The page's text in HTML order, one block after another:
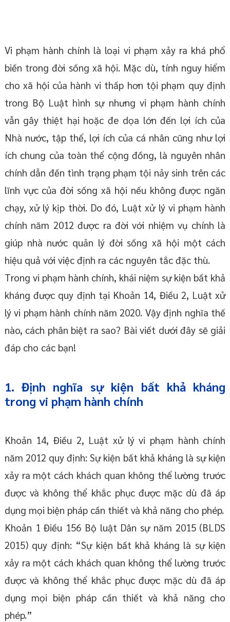
Vi phạm hành chính là loại vi phạm xảy ra khá phổ
biến trong đời sống xã hội. Mặc dù, tính nguy hiểm
cho xã hội của hành vi thấp hơn tội phạm quy định
trong Bộ Luật hình sự nhưng vi phạm hành chính
vẫn gây thiệt hại hoặc đe dọa lớn đến lợi ích của
Nhà nước, tập thể, lợi ích của cá nhân cũng như lợi
ích chung của toàn thể cộng đồng, là nguyên nhân
chính dẫn đến tình trạng phạm tội nảy sinh trên các
lĩnh vực của đời sống xã hội nếu không được ngăn
chạy, xử lý kịp thời. Do đó, Luật xử lý vi phạm hành
chính năm 2012 được ra đời với nhiệm vụ chính là
giúp nhà nước quản lý đời sống xã hội một cách
hiệu quả với việc định ra các nguyên tắc đặc thù.
Trong vi phạm hành chính, khái niệm sự kiện bất khả
kháng được quy định tại Khoản 14, Điều 2, Luật xử
lý vi phạm hành chính năm 2020. Vậy định nghĩa thế
nào, cách phân biệt ra sao? Bài viết dưới đây sẽ giải
đáp cho các bạn!
1. Định nghĩa sự kiện bất khả kháng
trong vi phạm hành chính
Khoản 14, Điều 2, Luật xử lý vi phạm hành chính
năm 2012 quy định: Sự kiện bất khả kháng là sự kiện
xảy ra một cách khách quan không thể lường trước
được và không thể khắc phục được mặc dù đã áp
dụng mọi biện pháp cần thiết và khả năng cho phép.
Khoản 1 Điều 156 Bộ luật Dân sự năm 2015 (BLDS
2015) quy định: “Sự kiện bất khả kháng là sự kiện
xảy ra một cách khách quan không thể lường trước
được và không thể khắc phục được mặc dù đã áp
dụng mọi biện pháp cần thiết và khả năng cho
phép.”